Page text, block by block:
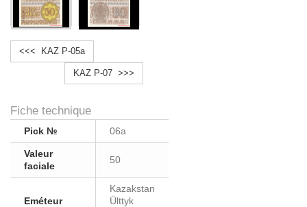
<<< KAZ P-05a
KAZ P-07 >>>
Fiche technique
Pick № 06a
Valeur
faciale
50
Eméteur
Kazakstan
Ülttyk